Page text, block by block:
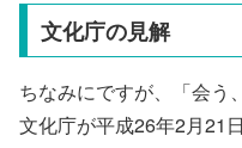
文化庁の見解
ちなみにですが、「会う
文化庁が平成26年2月21